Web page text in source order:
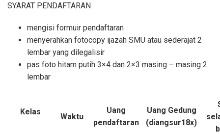
SYARAT PENDAFTARAN
mengisi formuir pendaftaran
menyerahkan fotocopy ijazah SMU atau sederajat 2
lembar yang dilegalisir
pas foto hitam putih 3×4 dan 2×3 masing – masing 2
lembar
Kelas
Waktu
Uang
pendaftaran
Uang Gedung
(diangsur18x)